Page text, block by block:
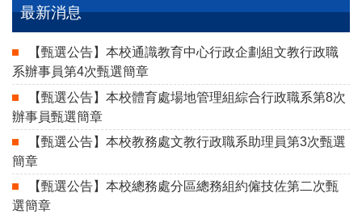
最新消息
【甄選公告】本校通識教育中心行政企劃組文教行政職
系辦事員第4次甄選簡章
【甄選公告】本校體育處場地管理組綜合行政職系第8次
辦事員甄選簡章
【甄選公告】本校教務處文教行政職系助理員第3次甄選
簡章
【甄選公告】本校總務處分區總務組約僱技佐第二次甄
選簡章